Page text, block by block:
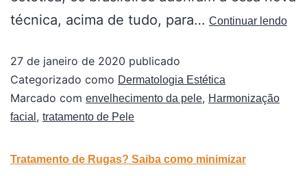
técnica, acima de tudo, para… Continuar lendo
27 de janeiro de 2020 publicado
Categorizado como Dermatologia Estética
Marcado com envelhecimento da pele, Harmonização
facial , tratamento de Pele
Tratamento de Rugas? Saiba como minimizar